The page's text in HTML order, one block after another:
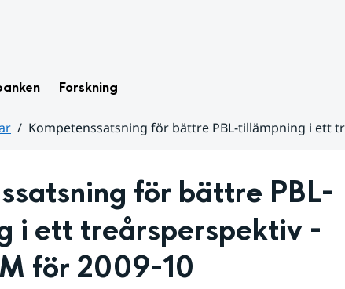
Forskning
Kompetenssatsning för bättre PBL-tillämpning i ett
för bättre PBL-
i ett treårsperspektiv -
för 2009-10